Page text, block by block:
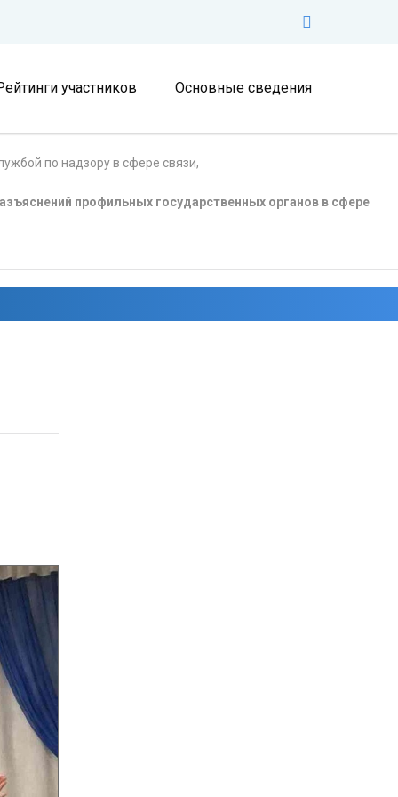
участников Основные сведения
по надзору в сфере связи,
профильных государственных органов в сфере